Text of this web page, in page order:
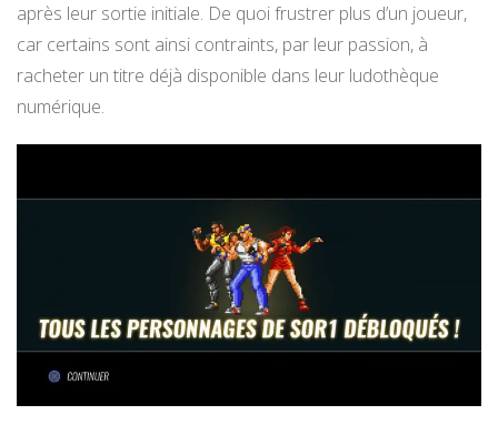
après leur sortie initiale. De quoi frustrer plus d’un joueur,
car certains sont ainsi contraints, par leur passion, à
racheter un titre déjà disponible dans leur ludothèque
numérique.